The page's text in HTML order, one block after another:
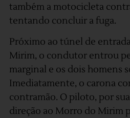
também a motocicleta
tentando concluir a fuga.
Próximo ao túnel de
Mirim, o condutor entrou
marginal e os dois homens
Imediatamente, o carona
contramão. O piloto, por
direção ao Morro do Mirim